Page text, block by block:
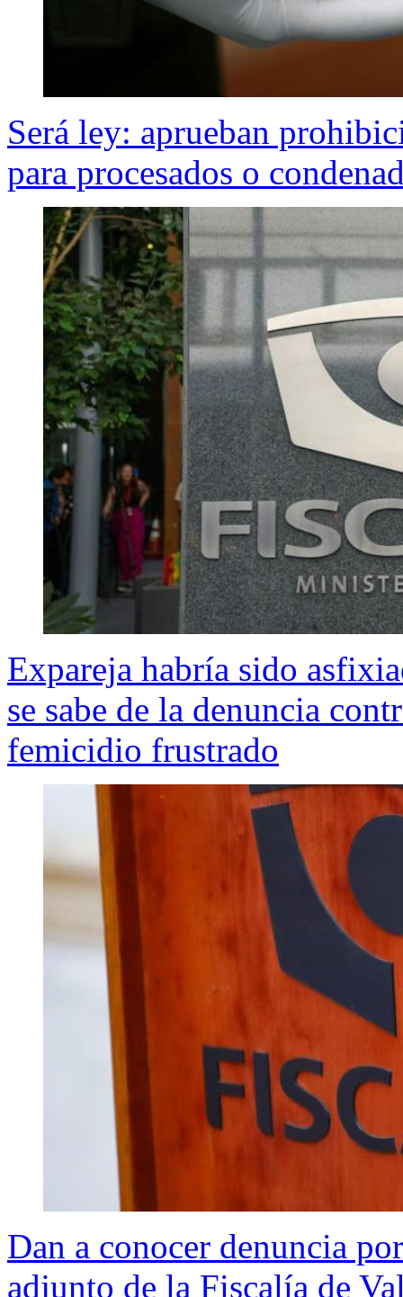
Será ley: aprueban
para procesados o
Expareja habría sido
se sabe de la denuncia
femicidio frustrado
Dan a conocer denuncia
adjunto de la Fiscalía de